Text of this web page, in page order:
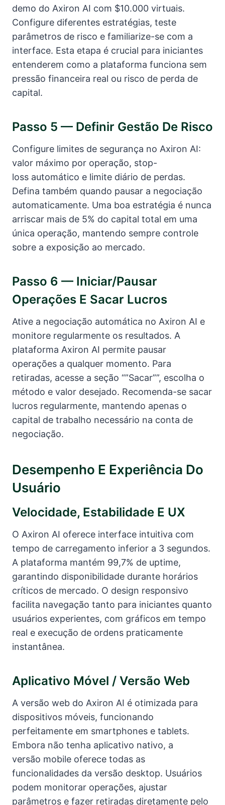
demo do Axiron AI com $10.000 virtuais.
Configure diferentes estratégias, teste
parâmetros de risco e familiarize-se com a
interface. Esta etapa é crucial para iniciantes
entenderem como a plataforma funciona sem
pressão financeira real ou risco de perda de
capital.
Passo 5 — Definir Gestão De Risco
Configure limites de segurança no Axiron AI:
valor máximo por operação, stop-
loss automático e limite diário de perdas.
Defina também quando pausar a negociação
automaticamente. Uma boa estratégia é nunca
arriscar mais de 5% do capital total em uma
única operação, mantendo sempre controle
sobre a exposição ao mercado.
Passo 6 — Iniciar/pausar
Operações E Sacar Lucros
Ative a negociação automática no Axiron AI e
monitore regularmente os resultados. A
plataforma Axiron AI permite pausar
operações a qualquer momento. Para
retiradas, acesse a seção “”Sacar””, escolha o
método e valor desejado. Recomenda-se sacar
lucros regularmente, mantendo apenas o
capital de trabalho necessário na conta de
negociação.
Desempenho E Experiência Do
Usuário
Velocidade, Estabilidade E UX
O Axiron AI oferece interface intuitiva com
tempo de carregamento inferior a 3 segundos.
A plataforma mantém 99,7% de uptime,
garantindo disponibilidade durante horários
críticos de mercado. O design responsivo
facilita navegação tanto para iniciantes quanto
usuários experientes, com gráficos em tempo
real e execução de ordens praticamente
instantânea.
Aplicativo Móvel / Versão Web
A versão web do Axiron AI é otimizada para
dispositivos móveis, funcionando
perfeitamente em smartphones e tablets.
Embora não tenha aplicativo nativo, a
versão mobile oferece todas as
funcionalidades da versão desktop. Usuários
podem monitorar operações, ajustar
parâmetros e fazer retiradas diretamente pelo